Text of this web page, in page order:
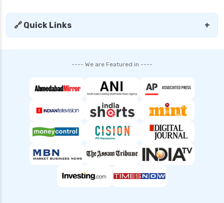
health insurance ahmedabad
health insurance bhopal
health insurance cancellation policy
health insurance chennai
health insurance claim process
health insurance claim rejection reasons
health insurance delhi
🔗 Quick Links +
---- We are Featured in ----